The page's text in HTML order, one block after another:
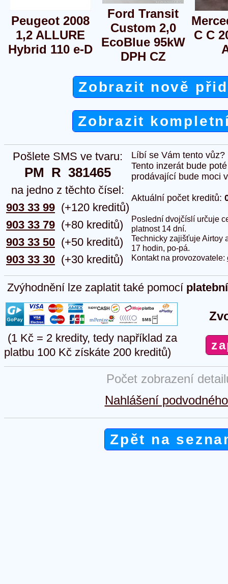
Peugeot 2008
1,2 ALLURE
Hybrid 110 e-D
Ford Transit
Custom 2,0
EcoBlue 95kW
DPH CZ
C C
Zobrazit nově
Zobrazit
Pošlete SMS ve tvaru:
PM  R  381465
na jedno z těchto čísel:
903 33 99
903 33 79
903 33 50
903 33 30
(+120 kreditů)
(+80 kreditů)
(+50 kreditů)
(+30 kreditů)
Líbí se Vám tento
Tento inzerát bude
prodávající bude moci
Aktuální počet kreditů:
Poslední dvojčíslí určuje
platnost 14 dní.
Technicky zajišťuje Airtoy
17 hodin, po-pá.
Kontakt na provozovatele:
Zvýhodnění lze zaplatit také pomocí
(1 Kč = 2 kredity, tedy například za
platbu 100 Kč získáte 200 kreditů)
Počet zobrazení
Nahlášení
Zpět na